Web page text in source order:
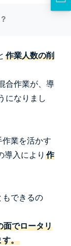
作業人数の削
合作業が、導
になりまし
業を活かす
導入により 作
もできるの
面でロータリ
す。